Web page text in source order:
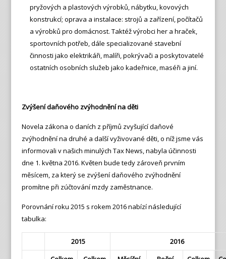
pryžových a plastových výrobků, nábytku, kovových
konstrukcí; oprava a instalace: strojů a zařízení, počítačů
a výrobků pro domácnost. Taktéž výrobci her a hraček,
sportovních potřeb, dále specializované stavební
činnosti jako elektrikáři, malíři, pokrývači a poskytovatelé
ostatních osobních služeb jako kadeřnice, maséři a jiní.
Zvýšení daňového zvýhodnění na děti
Novela zákona o daních z příjmů zvyšující daňové
zvýhodnění na druhé a další vyživované děti, o níž jsme vás
informovali v našich minulých Tax News, nabyla účinnosti
dne 1. května 2016. Květen bude tedy zároveň prvním
měsícem, za který se zvýšení daňového zvýhodnění
promítne při zúčtování mzdy zaměstnance.
Porovnání roku 2015 s rokem 2016 nabízí následující
tabulka:
2015
2016